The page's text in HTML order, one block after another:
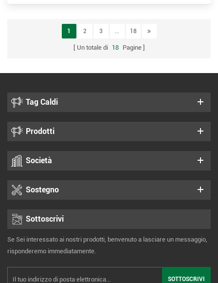
1 2 3 ... 18
Un totale di 18 Pagine
Tag Caldi
Prodotti
Società
Sostegno
Sottoscrivi
Se Sei interessato ai nostri prodotti, benvenuto a lasciare un messaggio,
risponderemo immediatamente.